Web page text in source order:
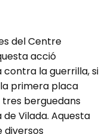
del Centre
acció
la guerrilla, si
la primera placa
berguedans
Vilada. Aquesta
diversos